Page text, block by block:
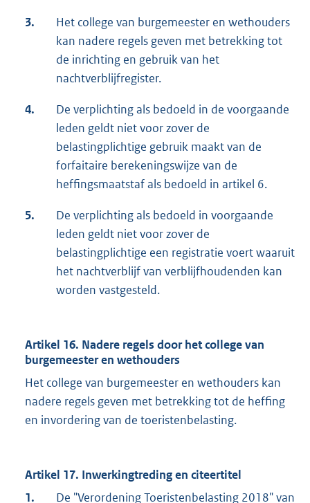
3.
Het college van burgemeester en wethouders
kan nadere regels geven met betrekking tot
de inrichting en gebruik van het
nachtverblijfregister.
4.
De verplichting als bedoeld in de voorgaande
leden geldt niet voor zover de
belastingplichtige gebruik maakt van de
forfaitaire berekeningswijze van de
heffingsmaatstaf als bedoeld in artikel 6.
5.
De verplichting als bedoeld in voorgaande
leden geldt niet voor zover de
belastingplichtige een registratie voert waaruit
het nachtverblijf van verblijfhoudenden kan
worden vastgesteld.
Artikel 16. Nadere regels door het college van
burgemeester en wethouders
Het college van burgemeester en wethouders kan
nadere regels geven met betrekking tot de heffing
en invordering van de toeristenbelasting.
Artikel 17. Inwerkingtreding en citeertitel
1.
De "Verordening Toeristenbelasting 2018" van